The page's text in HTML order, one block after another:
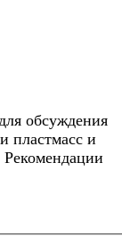
обсуждения
пластмасс и